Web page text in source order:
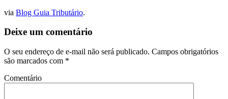
via Blog Guia Tributário.
Deixe um comentário
O seu endereço de e-mail não será publicado. Campos obrigatórios
são marcados com *
Comentário